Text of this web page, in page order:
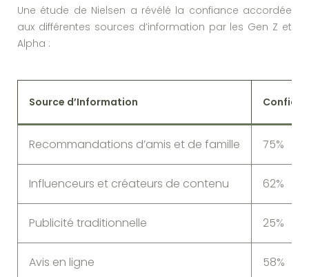
Une étude de Nielsen a révélé la confiance accordée
aux différentes sources d’information par les Gen Z et
Alpha :
Source d’Information
Recommandations d’amis et de famille 75%
Influenceurs et créateurs de contenu 62%
Publicité traditionnelle 25%
Avis en ligne 58%